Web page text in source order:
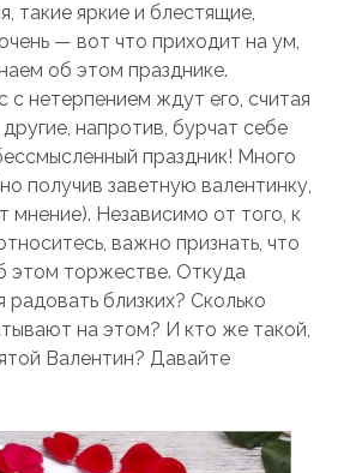
такие яркие и блестящие,
— вот что приходит на ум,
об этом празднике.
с нетерпением ждут его, считая
напротив, бурчат себе
праздник! Много
получив заветную валентинку,
мнение). Независимо от того, к
важно признать, что
этом торжестве. Откуда
близких? Сколько
на этом? И кто же такой,
Валентин? Давайте